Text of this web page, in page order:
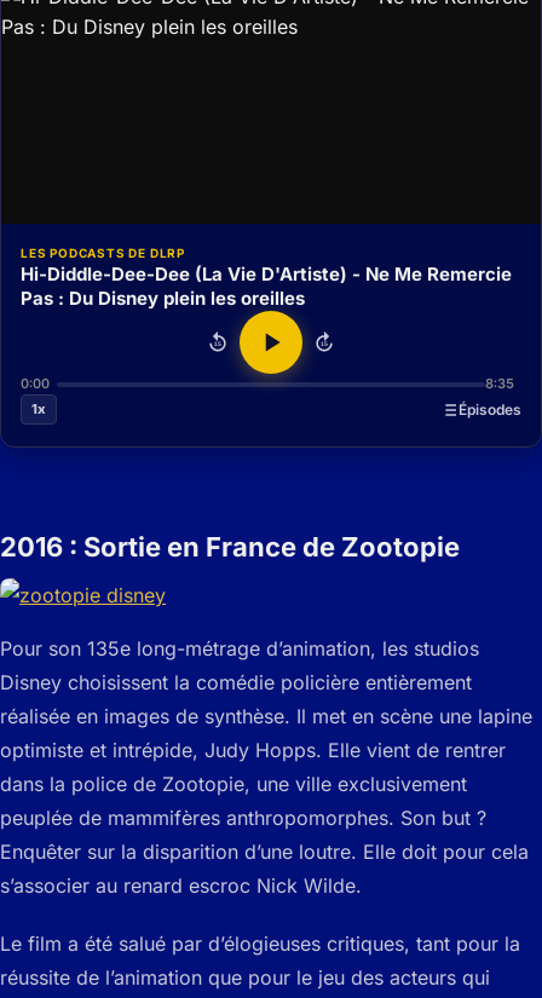
LES PODCASTS DE DLRP
Hi-Diddle-Dee-Dee (La Vie D'Artiste) - Ne Me Remercie
Pas : Du Disney plein les oreilles
15 15
0:00
8:35
1x
Épisodes
2016 : Sortie en France de Zootopie
Pour son 135e long-métrage d’animation, les studios
Disney choisissent la comédie policière entièrement
réalisée en images de synthèse. Il met en scène une lapine
optimiste et intrépide, Judy Hopps. Elle vient de rentrer
dans la police de Zootopie, une ville exclusivement
peuplée de mammifères anthropomorphes. Son but ?
Enquêter sur la disparition d’une loutre. Elle doit pour cela
s’associer au renard escroc Nick Wilde.
Le film a été salué par d’élogieuses critiques, tant pour la
réussite de l’animation que pour le jeu des acteurs qui